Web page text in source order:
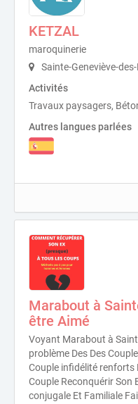
KETZAL
maroquinerie
Sainte-Geneviève-
Activités
Travaux paysagers,
Autres langues parlées
Marabout à
être Aimé
Voyant Marabout à
problème Des Des
Couple infidélité renforts
Couple Reconquérir Son
conjugale Et Familiale